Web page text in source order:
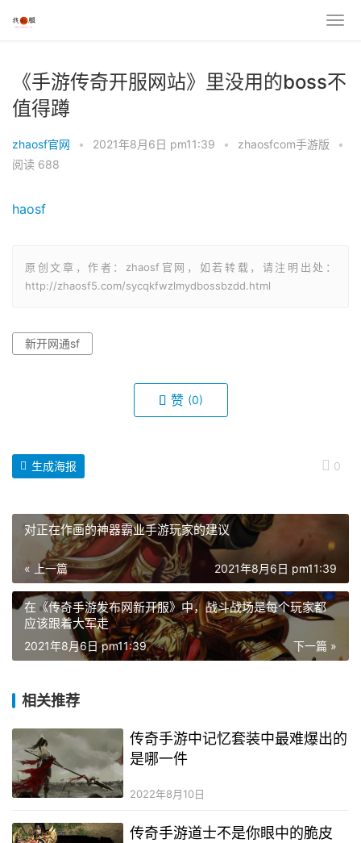
《手游传奇开服网站》里没用的boss不
值得蹲
zhaosf官网 • 2021年8月6日 pm11:39 • zhaosfcom手游版
•
阅读 688
haosf
原创文章，作者：zhaosf官网，如若转载，请注明出处：
http://zhaosf5.com/sycqkfwzlmydbossbzdd.html
新开网通sf
赞 (0)
0
生成海报
对正在作画的神器霸业手游玩家的建议
« 上一篇 2021年8月6日 pm11:39
在《传奇手游发布网新开服》中，战斗战场是每个玩家都
应该跟着大军走
下一篇 »
2021年8月6日 pm11:39
相关推荐
传奇手游中记忆套装中最难爆出的
是哪一件
2022年8月10日
传奇手游道士不是你眼中的脆皮